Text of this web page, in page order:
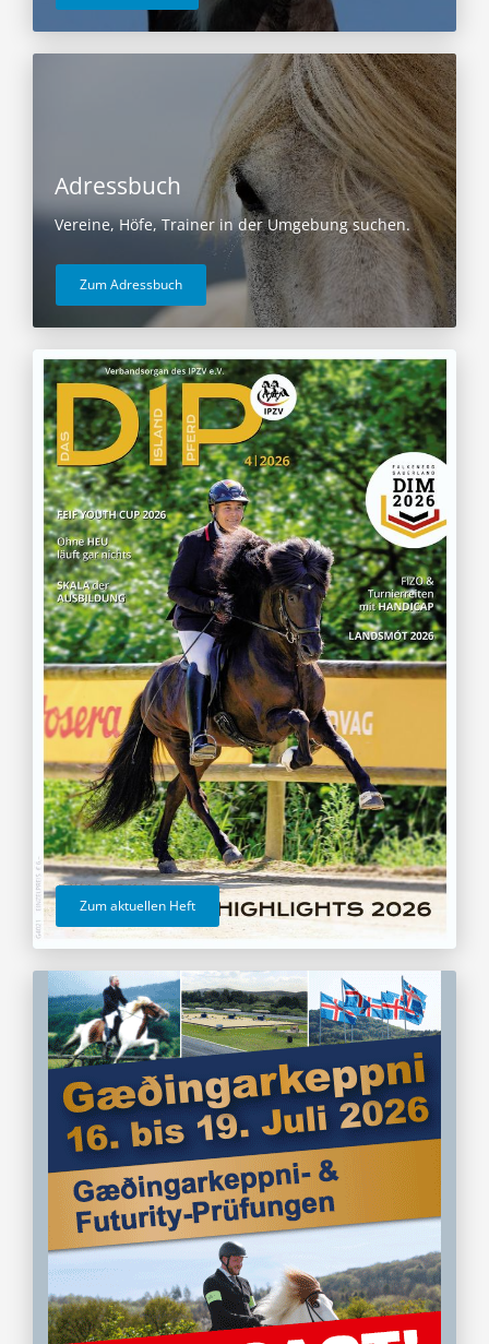
Adressbuch
Vereine, Höfe, Trainer in der Umgebung suchen.
Zum Adressbuch
Zum aktuellen Heft